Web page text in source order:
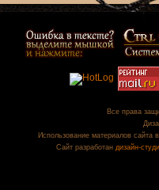
Все права
Использование материалов сайта
Сайт разработан дизайн-